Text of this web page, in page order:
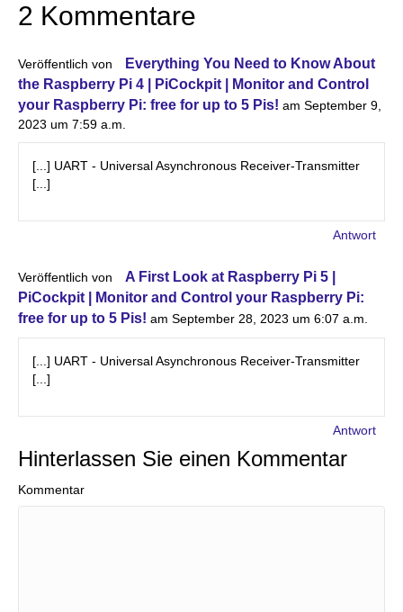
2 Kommentare
Veröffentlich von
Everything You Need to Know About
the Raspberry Pi 4 | PiCockpit | Monitor and Control
your Raspberry Pi: free for up to 5 Pis! am September 9,
2023 um 7:59 a.m.
[...] UART - Universal Asynchronous Receiver-Transmitter
[...]
Antwort
Veröffentlich von
A First Look at Raspberry Pi 5 |
PiCockpit | Monitor and Control your Raspberry Pi:
free for up to 5 Pis! am September 28, 2023 um 6:07 a.m.
[...] UART - Universal Asynchronous Receiver-Transmitter
[...]
Antwort
Hinterlassen Sie einen Kommentar
Kommentar